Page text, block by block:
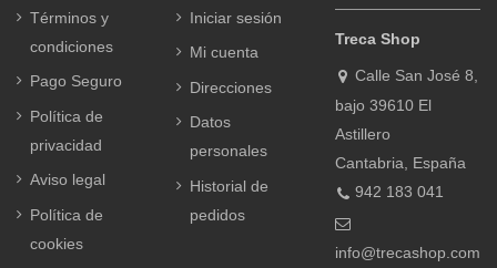
Términos y
condiciones
Pago Seguro
Política de
privacidad
Aviso legal
Política de
cookies
Iniciar sesión
Mi cuenta
Direcciones
Datos
personales
Historial de
pedidos
Treca Shop
Calle San José 8,
bajo 39610 El
Astillero
Cantabria, España
942 183 041
info@trecashop.com